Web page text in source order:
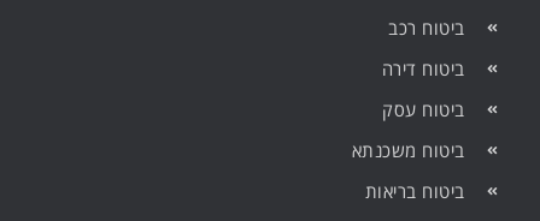
ביטוח רכב
ביטוח דירה
ביטוח עסק
ביטוח משכנתא
ביטוח בריאות